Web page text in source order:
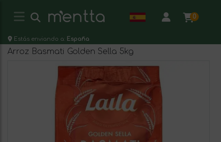
0
Estás enviando a: España
Arroz Basmati Golden Sella 5kg